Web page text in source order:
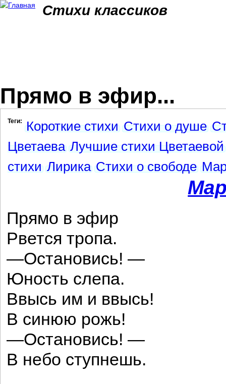
Стихи классиков
Прямо в эфир...
Теги: Короткие стихи Стихи о душе
Цветаева Лучшие стихи Цветаевой
стихи Лирика Стихи о свободе
Прямо в эфир
Рвется тропа.
—Остановись! —
Юность слепа.
Ввысь им и ввысь!
В синюю рожь!
—Остановись! —
В небо ступнешь.